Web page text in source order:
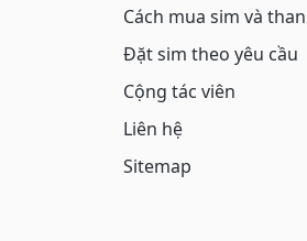
Cách mua sim và
Đặt sim theo yêu cầu
Cộng tác viên
Liên hệ
Sitemap